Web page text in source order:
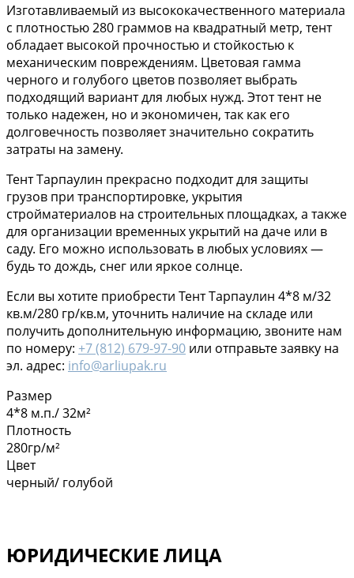
Изготавливаемый из высококачественного материала
с плотностью 280 граммов на квадратный метр, тент
обладает высокой прочностью и стойкостью к
механическим повреждениям. Цветовая гамма
черного и голубого цветов позволяет выбрать
подходящий вариант для любых нужд. Этот тент не
только надежен, но и экономичен, так как его
долговечность позволяет значительно сократить
затраты на замену.
Тент Тарпаулин прекрасно подходит для защиты
грузов при транспортировке, укрытия
стройматериалов на строительных площадках, а также
для организации временных укрытий на даче или в
саду. Его можно использовать в любых условиях —
будь то дождь, снег или яркое солнце.
Если вы хотите приобрести Тент Тарпаулин 4*8 м/32
кв.м/280 гр/кв.м, уточнить наличие на складе или
получить дополнительную информацию, звоните нам
по номеру: +7 (812) 679-97-90 или отправьте заявку на
эл. адрес: info@arliupak.ru
Размер
4*8 м.п./ 32м²
Плотность
280гр/м²
Цвет
черный/ голубой
ЮРИДИЧЕСКИЕ ЛИЦА